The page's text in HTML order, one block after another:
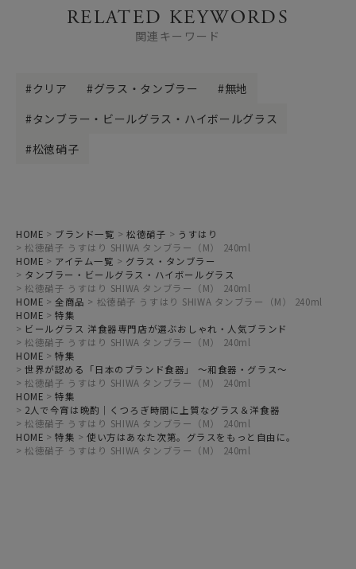
RELATED KEYWORDS
関連キーワード
クリア グラス・タンブラー
無地
タンブラー・ビールグラス・ハイボールグラス
松徳硝子
HOME ブランド一覧 松徳硝子
うすはり
松徳硝子 うすはり SHIWA タンブラー（M） 240ml
HOME
アイテム一覧
グラス・タンブラー
タンブラー・ビールグラス・ハイボールグラス
松徳硝子 うすはり SHIWA タンブラー（M） 240ml
HOME
全商品
松徳硝子 うすはり SHIWA タンブラー（M） 240ml
HOME
特集
ビールグラス 洋食器専門店が選ぶおしゃれ・人気ブランド
松徳硝子 うすはり SHIWA タンブラー（M） 240ml
HOME
特集
世界が認める「日本のブランド食器」 ～和食器・グラス～
松徳硝子 うすはり SHIWA タンブラー（M） 240ml
HOME
特集
2人で今宵は晩酌｜くつろぎ時間に上質なグラス＆洋食器
松徳硝子 うすはり SHIWA タンブラー（M） 240ml
HOME
特集
使い方はあなた次第。グラスをもっと自由に。
松徳硝子 うすはり SHIWA タンブラー（M） 240ml